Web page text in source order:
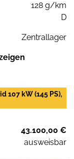
128 g/km
D
Zentrallager
107 kW (145 PS),
43.100,00 €
ausweisbar